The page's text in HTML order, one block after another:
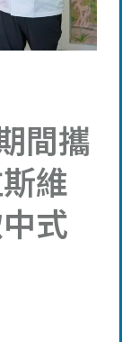
間攜
維
式